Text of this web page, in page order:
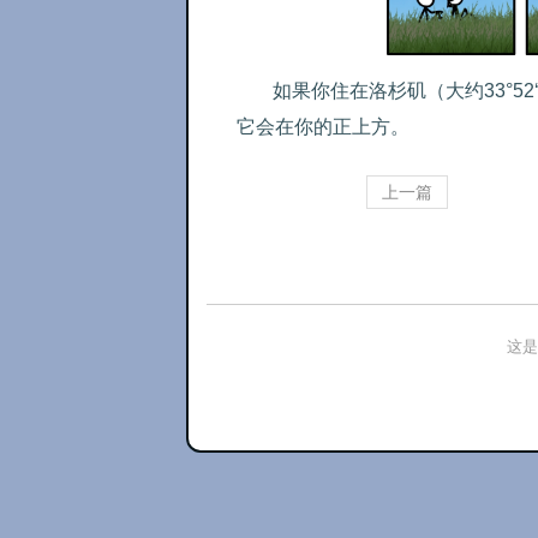
如果你住在洛杉矶（大约
它会在你的正上方。
上一篇
这